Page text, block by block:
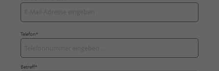
Telefon*
Betreff*